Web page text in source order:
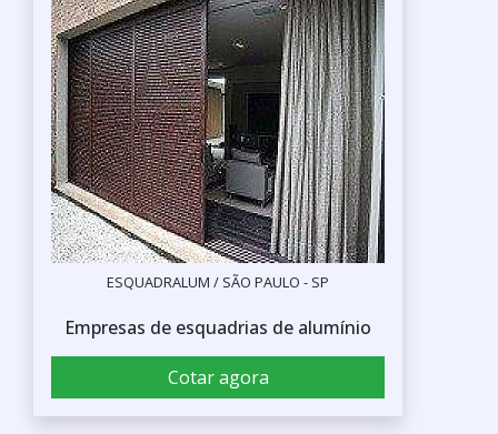
ESQUADRALUM / SÃO PAULO - SP
Empresas de esquadrias de alumínio
Cotar agora